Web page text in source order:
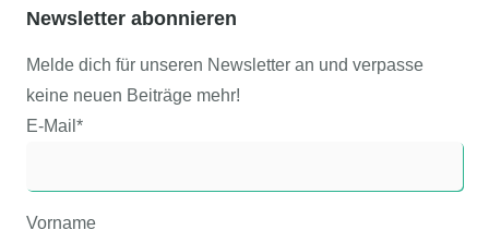
Newsletter abonnieren
Melde dich für unseren Newsletter an und verpasse
keine neuen Beiträge mehr!
E-Mail*
Vorname